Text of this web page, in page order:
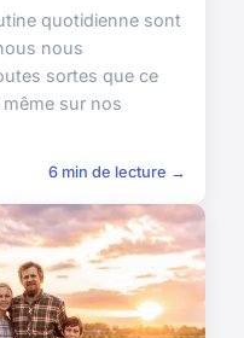
quotidienne sont
nous
sortes que ce
sur nos
6 min de lecture →